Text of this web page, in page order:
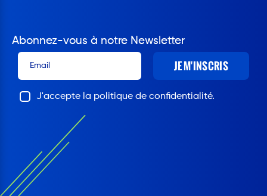
Abonnez-vous à notre Newsletter
JE M'INSCRIS
J'accepte la politique de confidentialité.